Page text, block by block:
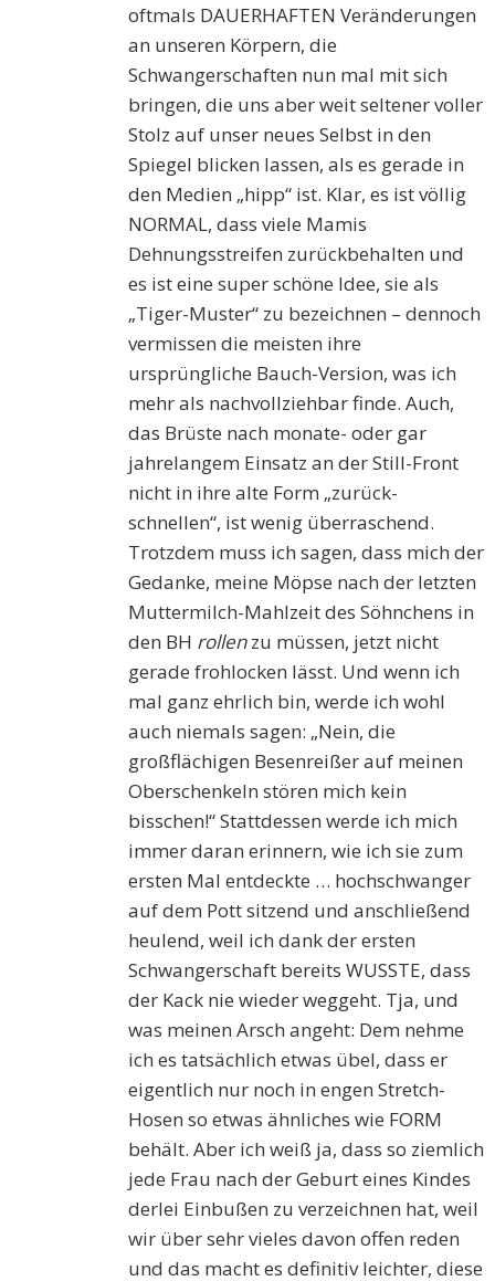
oftmals DAUERHAFTEN Veränderungen
an unseren Körpern, die
Schwangerschaften nun mal mit sich
bringen, die uns aber weit seltener voller
Stolz auf unser neues Selbst in den
Spiegel blicken lassen, als es gerade in
den Medien „hipp“ ist. Klar, es ist völlig
NORMAL, dass viele Mamis
Dehnungsstreifen zurückbehalten und
es ist eine super schöne Idee, sie als
„Tiger-Muster“ zu bezeichnen – dennoch
vermissen die meisten ihre
ursprüngliche Bauch-Version, was ich
mehr als nachvollziehbar finde. Auch,
das Brüste nach monate- oder gar
jahrelangem Einsatz an der Still-Front
nicht in ihre alte Form „zurück-
schnellen“, ist wenig überraschend.
Trotzdem muss ich sagen, dass mich der
Gedanke, meine Möpse nach der letzten
Muttermilch-Mahlzeit des Söhnchens in
den BH rollenzu müssen, jetzt nicht
gerade frohlocken lässt. Und wenn ich
mal ganz ehrlich bin, werde ich wohl
auch niemals sagen: „Nein, die
großflächigen Besenreißer auf meinen
Oberschenkeln stören mich kein
bisschen!“ Stattdessen werde ich mich
immer daran erinnern, wie ich sie zum
ersten Mal entdeckte … hochschwanger
auf dem Pott sitzend und anschließend
heulend, weil ich dank der ersten
Schwangerschaft bereits WUSSTE, dass
der Kack nie wieder weggeht. Tja, und
was meinen Arsch angeht: Dem nehme
ich es tatsächlich etwas übel, dass er
eigentlich nur noch in engen Stretch-
Hosen so etwas ähnliches wie FORM
behält. Aber ich weiß ja, dass so ziemlich
jede Frau nach der Geburt eines Kindes
derlei Einbußen zu verzeichnen hat, weil
wir über sehr vieles davon offen reden
und das macht es definitiv leichter, diese